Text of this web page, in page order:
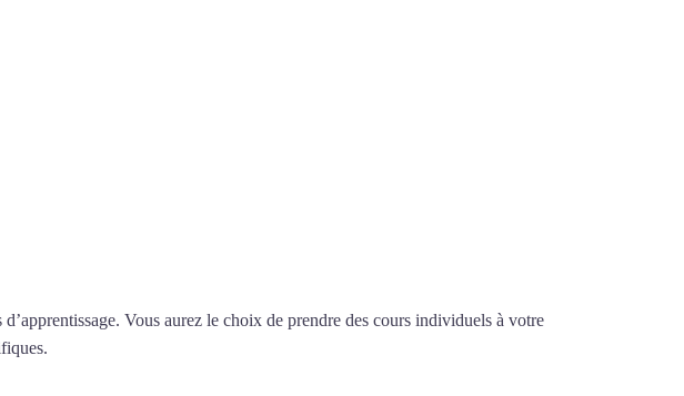
Vous aurez le choix de prendre des cours individuels à votre